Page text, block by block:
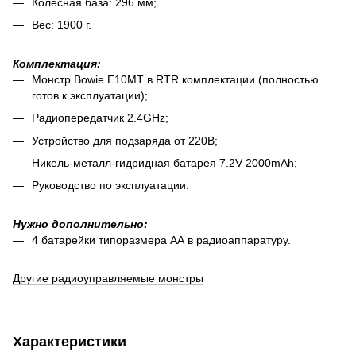
Вес: 1900 г.
Комплектация:
Монстр Bowie E10MT в RTR комплектации (полностью
готов к эксплуатации);
Радиопередатчик 2.4GHz;
Устройство для подзаряда от 220В;
Никель-металл-гидридная батарея 7.2V 2000mAh;
Руководство по эксплуатации.
Нужно дополнительно:
4 батарейки типоразмера АА в радиоаппаратуру.
Другие радиоуправляемые монстры
Характеристики